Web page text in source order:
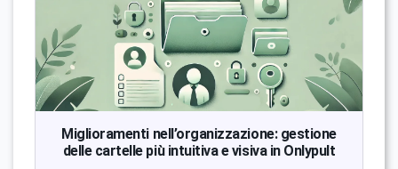
Miglioramenti nell’organizzazione: gestione
delle cartelle più intuitiva e visiva in Onlypult